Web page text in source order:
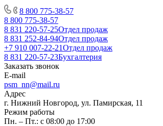
8 800 775-38-57
8 800 775-38-57
8 831 220-57-25Отдел продаж
8 831 252-84-94Отдел продаж
+7 910 007-22-21Отдел продаж
8 831 220-57-23Бухгалтерия
Заказать звонок
E-mail
psm_nn@mail.ru
Адрес
г. Нижний Новгород, ул. Памирская, 11
Режим работы
Пн. – Пт.: с 08:00 до 17:00